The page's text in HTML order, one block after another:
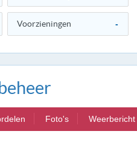
Voorzieningen -
Foto's Weerbericht